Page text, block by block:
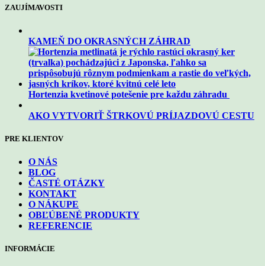
ZAUJÍMAVOSTI
KAMEŇ DO OKRASNÝCH ZÁHRAD
Hortenzia kvetinové potešenie pre každu záhradu
AKO VYTVORIŤ ŠTRKOVÚ PRÍJAZDOVÚ CESTU
PRE KLIENTOV
O NÁS
BLOG
ČASTÉ OTÁZKY
KONTAKT
O NÁKUPE
OBĽÚBENÉ PRODUKTY
REFERENCIE
INFORMÁCIE